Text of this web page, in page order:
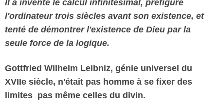
Vos
chroniques
Les
adresses
Il a inventé le calcul infinitésimal, préfiguré
l'ordinateur trois siècles avant son existence, et
tenté de démontrer l'existence de Dieu par la
seule force de la logique.
Gottfried Wilhelm Leibniz, génie universel du
XVIIe siècle, n'était pas homme à se fixer des
limites pas même celles du divin.